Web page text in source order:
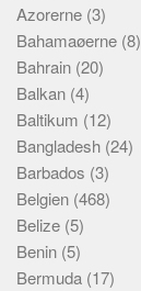
Azorerne (3)
Bahamaøerne (8)
Bahrain (20)
Balkan (4)
Baltikum (12)
Bangladesh (24)
Barbados (3)
Belgien (468)
Belize (5)
Benin (5)
Bermuda (17)